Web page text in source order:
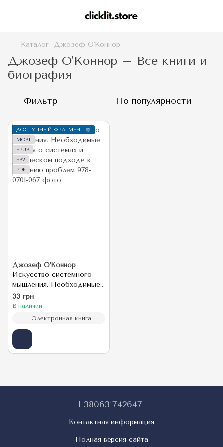
Каталог Джозеф О'Коннор
Джозеф О'Коннор – Все книги и
биография
Фильтр По популярности
ДОСТУПНЫЙ ФРАГМЕНТ 📖
MOBI
EPUB
FB2
PDF
Джозеф О'Коннор
Искусство системного
мышления. Необходимые
знания о системах и
творческом подходе к
решению проблем
33 грн
В наличии
Электронная книга
+380631742647
Контактная информация
Полная версия сайта